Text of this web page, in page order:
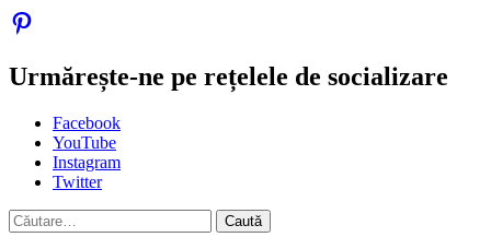
Urmărește-ne pe rețelele de socializare
Facebook
YouTube
Instagram
Twitter
Caută
după: